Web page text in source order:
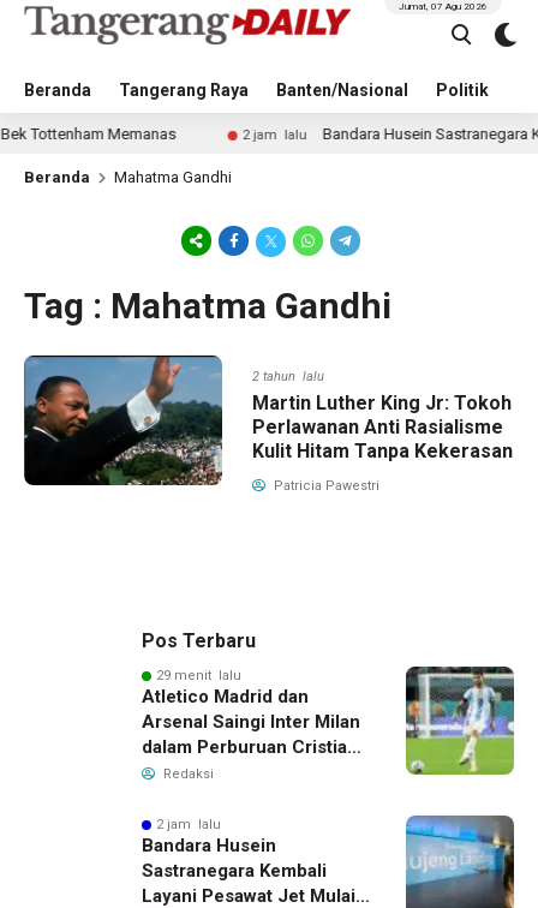
Beranda Tangerang Raya Banten/Nasional Politik
Jumat, 07 Agu 2026
Memanas 2 jam lalu Bandara Husein Sastranegara
Beranda Mahatma Gandhi
Tag : Mahatma Gandhi
2 tahun lalu
Martin Luther King Jr: Tokoh
Perlawanan Anti Rasialisme
Kulit Hitam Tanpa Kekerasan
Patricia Pawestri
Pos Terbaru
29 menit lalu
Atletico Madrid dan
Arsenal Saingi Inter Milan
dalam Perburuan Cristian
Romero, Transfer Bek
Redaksi
2 jam lalu
Bandara Husein
Sastranegara Kembali
Layani Pesawat Jet Mulai